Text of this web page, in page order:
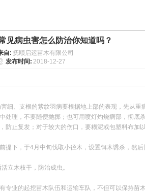
见病虫害怎么防治你知道吗？
自: 抚顺启运苗木有限公司
发布时间: 2018-12-27
、支根的紫纹羽病要根据地上部的表现，先从重
，不要随便抛掷；也可用喷灯灼烧病部，彻底
止复发；对于较大的伤口，要糊泥或包塑料布加
下，于4月中旬伐取小径木，设置饵木诱杀，然后
立木枝干，防治成虫。
业的起挖苗木队伍和运输车队，不但可以保持